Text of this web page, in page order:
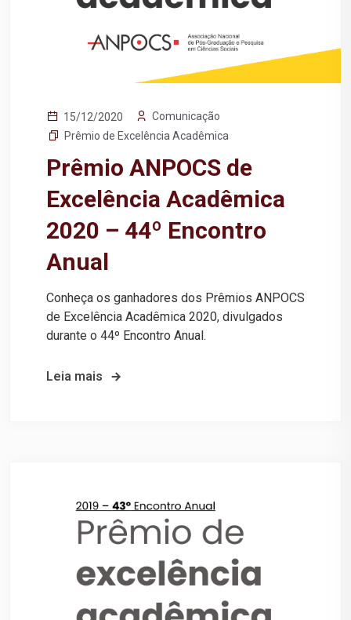
15/12/2020
Comunicação
Prêmio de Excelência Acadêmica
Prêmio ANPOCS de
Excelência Acadêmica
2020 – 44º Encontro
Anual
Conheça os ganhadores dos Prêmios ANPOCS
de Excelência Acadêmica 2020, divulgados
durante o 44º Encontro Anual.
Leia mais